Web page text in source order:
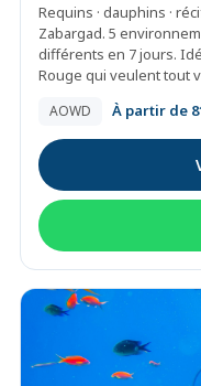
Requins · dauphins ·
Zabargad. 5
différents en 7 jours.
Rouge qui veulent tout
AOWD À partir de